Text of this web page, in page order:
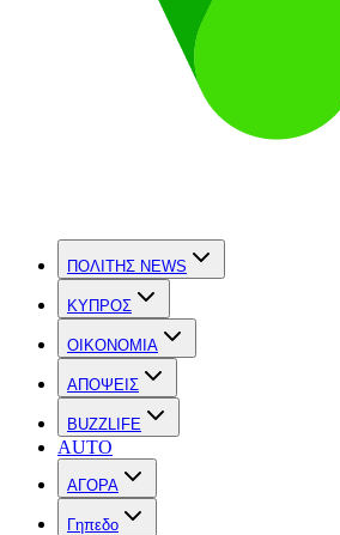
ΠΟΛΙΤΗΣ NEWS
ΚΥΠΡΟΣ
OIKONOMIA
ΑΠΟΨΕΙΣ
BUZZLIFE
AUTO
ΑΓΟΡΑ
Γηπεδο